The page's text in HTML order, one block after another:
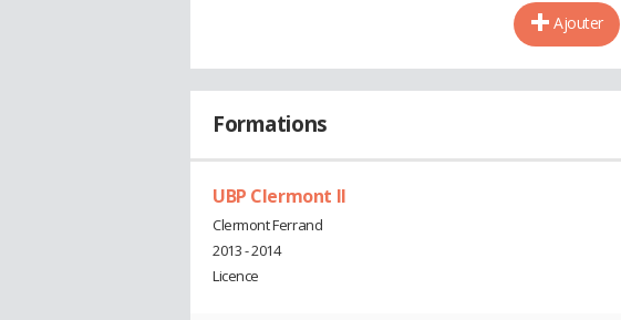
Ajouter
Formations
UBP Clermont II
Clermont Ferrand
2013 - 2014
Licence